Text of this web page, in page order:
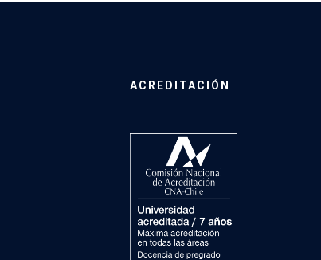
ACREDITACIÓN